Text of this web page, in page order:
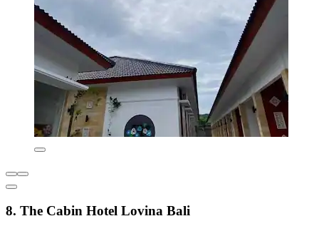
8. The Cabin Hotel Lovina Bali